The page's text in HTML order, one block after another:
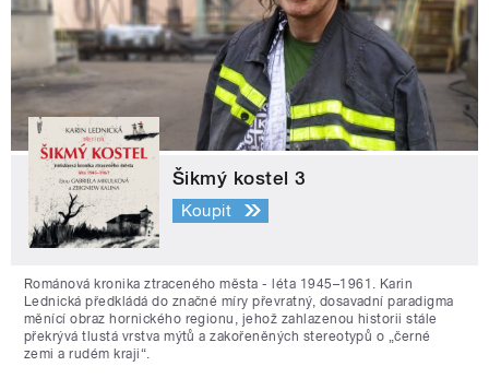
Šikmý kostel 3
Koupit
Románová kronika ztraceného města - léta 1945–1961. Karin
Lednická předkládá do značné míry převratný, dosavadní paradigma
měnící obraz hornického regionu, jehož zahlazenou historii stále
překrývá tlustá vrstva mýtů a zakořeněných stereotypů o „černé
zemi a rudém kraji“.